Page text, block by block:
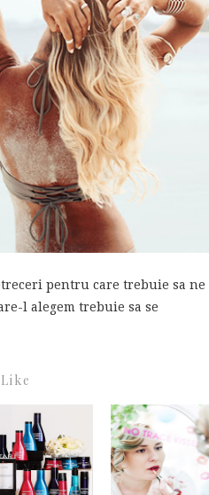
pentru care trebuie sa ne
l alegem trebuie sa se